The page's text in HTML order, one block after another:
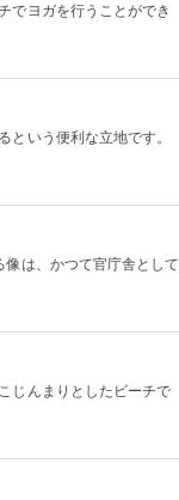
でヨガを行うことができ
という便利な立地です。
は、かつて官庁舎として
じんまりとしたビーチで